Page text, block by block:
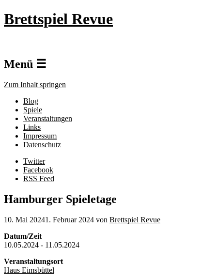
Brettspiel Revue
Menü ☰
Zum Inhalt springen
Blog
Spiele
Veranstaltungen
Links
Impressum
Datenschutz
Twitter
Facebook
RSS Feed
Hamburger Spieletage
10. Mai 20241. Februar 2024 von Brettspiel Revue
Datum/Zeit
10.05.2024 - 11.05.2024
Veranstaltungsort
Haus Eimsbüttel